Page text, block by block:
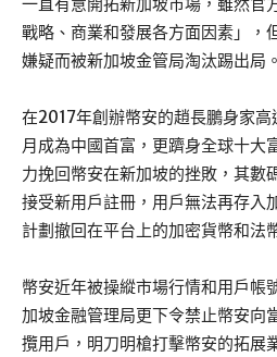
戰略、商業和發展各方面因素」，
嫌疑而被新加坡金管局淘汰踢出局。
在2017年創辦幣安的趙長鵬身家
月成為中國首富，更躋身全球十大
力挽回幣安在新加坡的挫敗，其數
接受新用戶註冊，用戶無法再存入
計劃撤回在平台上的加密貨幣和法
幣安近年被操縱市場行情和用戶帳
加坡金融管理局更下令禁止幣安向
攬用戶，明刀明槍打擊幣安的拓展